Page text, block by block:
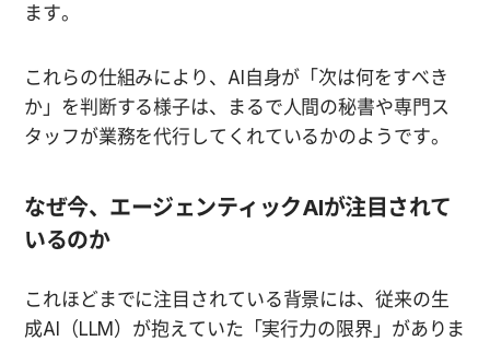
ます。
これらの仕組みにより、AI自身が「次は何をすべき
か」を判断する様子は、まるで人間の秘書や専門ス
タッフが業務を代行してくれているかのようです。
なぜ今、エージェンティックAIが注目されて
いるのか
これほどまでに注目されている背景には、従来の生
成AI（LLM）が抱えていた「実行力の限界」がありま